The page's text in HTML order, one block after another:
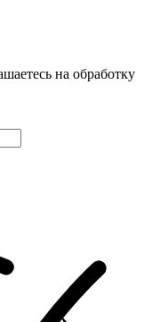
на обработку